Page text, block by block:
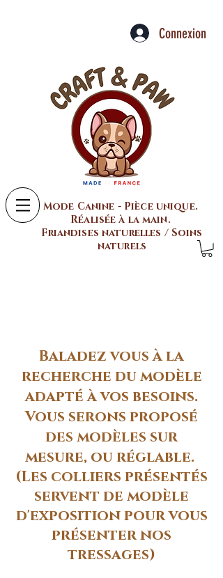
Connexion
Mode Canine - Pièce unique.
Réalisée à la main.
Friandises naturelles / Soins
naturels
Baladez vousà la
recherche du modèle
adapté à vos besoins.
Vous serons proposé
des modèles sur
mesure, ou réglable.
(Les colliers présentés
servent de modèle
d'exposition pour vous
présenter nos
tressages)